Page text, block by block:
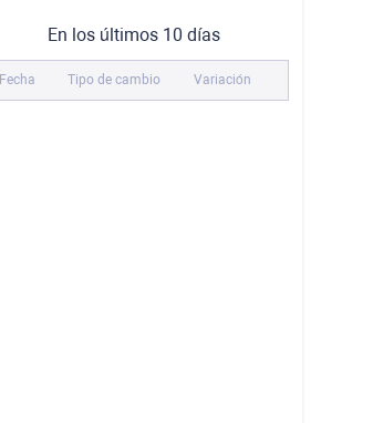
En los últimos 10 días
Fecha Tipo de cambio Variación